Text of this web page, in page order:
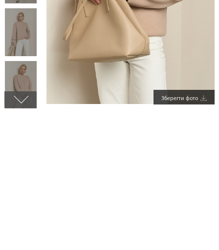
Зберегти фото